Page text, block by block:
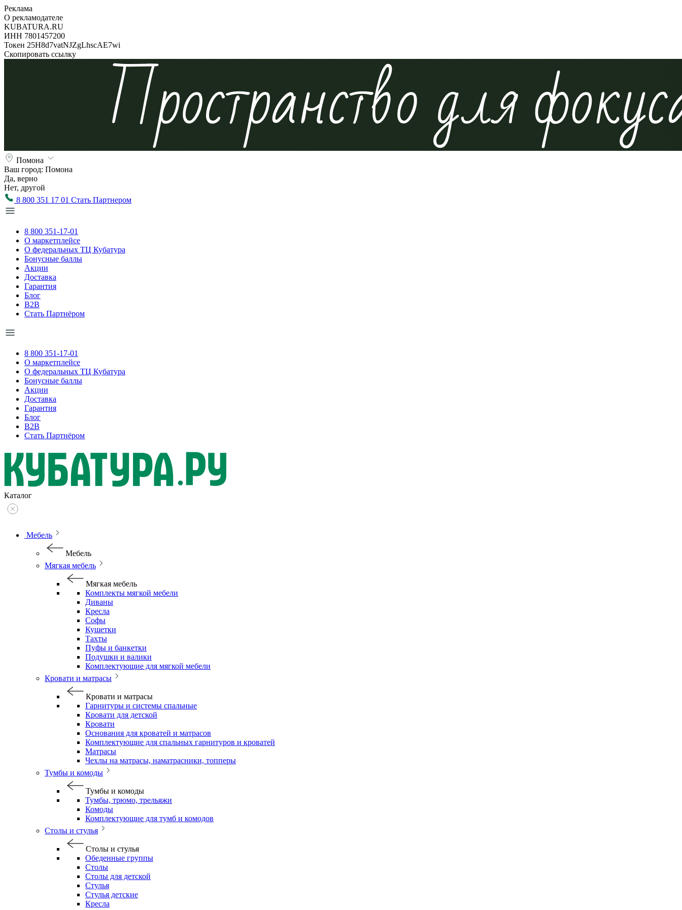
Реклама
О рекламодателе
KUBATURA.RU
ИНН 7801457200
Токен 25H8d7vatNJZgLhscAE7wi
Скопировать ссылку
Помона
Ваш город: Помона
Да, верно
Нет, другой
8 800 351 17 01 Стать Партнером
8 800 351-17-01
О маркетплейсе
О федеральных ТЦ Кубатура
Бонусные баллы
Акции
Доставка
Гарантия
Блог
B2B
Стать Партнёром
8 800 351-17-01
О маркетплейсе
О федеральных ТЦ Кубатура
Бонусные баллы
Акции
Доставка
Гарантия
Блог
B2B
Стать Партнёром
Каталог
Мебель
Мебель
Мягкая мебель
Мягкая мебель
Комплекты мягкой мебели
Диваны
Кресла
Софы
Кушетки
Тахты
Пуфы и банкетки
Подушки и валики
Комплектующие для мягкой мебели
Кровати и матрасы
Кровати и матрасы
Гарнитуры и системы спальные
Кровати для детской
Кровати
Основания для кроватей и матрасов
Комплектующие для спальных гарнитуров и кроватей
Матрасы
Чехлы на матрасы, наматрасники, топперы
Тумбы и комоды
Тумбы и комоды
Тумбы, трюмо, трельяжи
Комоды
Комплектующие для тумб и комодов
Столы и стулья
Столы и стулья
Обеденные группы
Столы
Столы для детской
Стулья
Стулья детские
Кресла